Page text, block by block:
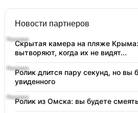
Новости партнеров
Скрытая камера на пляже
вытворяют, когда их не видят...
Ролик длится пару секунд, но вы
увиденного
Ролик из Омска: вы будете